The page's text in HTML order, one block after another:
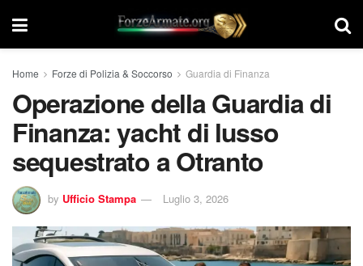
Home Forze di Polizia & Soccorso Guardia di Finanza
Operazione della Guardia di
Finanza: yacht di lusso
sequestrato a Otranto
by Ufficio Stampa Luglio 3, 2026